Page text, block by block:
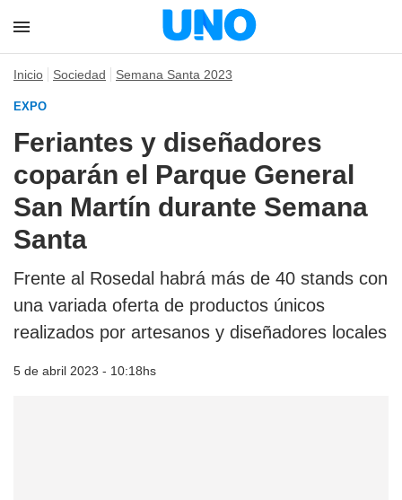
Inicio Sociedad Semana Santa 2023
EXPO
Feriantes y diseñadores
coparán el Parque General
San Martín durante Semana
Santa
Frente al Rosedal habrá más de 40 stands con
una variada oferta de productos únicos
realizados por artesanos y diseñadores locales
5 de abril 2023 - 10:18hs